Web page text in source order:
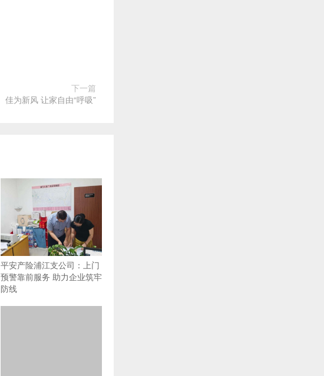
下一篇
佳为新风 让家自由“呼吸”
平安产险浦江支公司：上门
预警靠前服务 助力企业筑牢
防线